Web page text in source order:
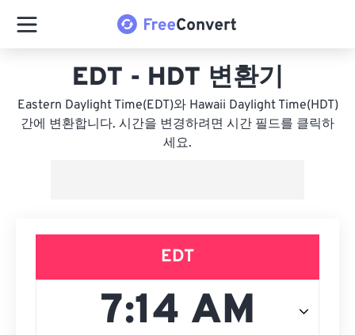
EDT - HDT 변환기
Eastern Daylight Time(EDT)와 Hawaii Daylight Time(HDT)
간에 변환합니다. 시간을 변경하려면 시간 필드를 클릭하
세요.
EDT